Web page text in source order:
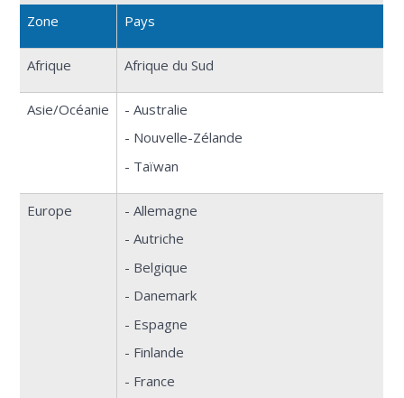
Zone Pays
Afrique Afrique du Sud
Asie/Océanie
- Australie
- Nouvelle-Zélande
- Taïwan
Europe
- Allemagne
- Autriche
- Belgique
- Danemark
- Espagne
- Finlande
- France